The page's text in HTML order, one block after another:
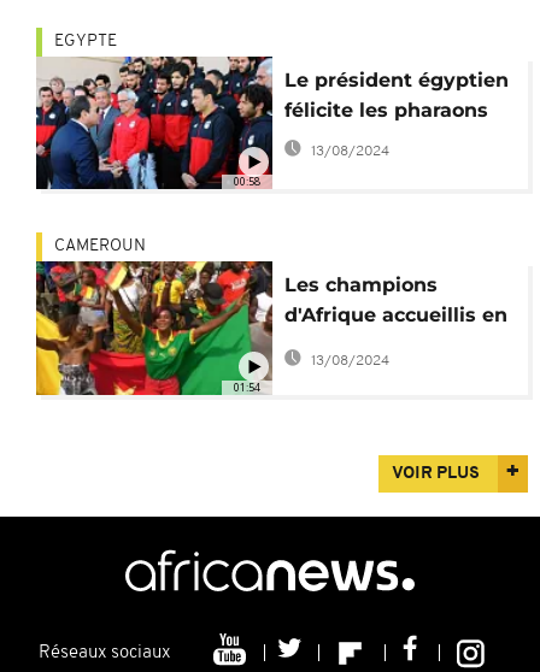
00:58
EGYPTE
Le président égyptien
félicite les pharaons
13/08/2024
01:54
CAMEROUN
Les champions
d'Afrique accueillis en
triomphe à Yaoundé
13/08/2024
VOIR PLUS
Réseaux sociaux